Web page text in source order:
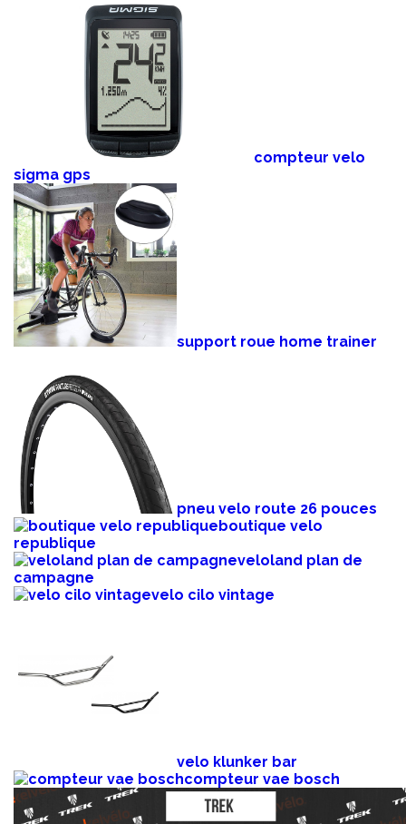
compteur velo
sigma gps
support roue home trainer
pneu velo route 26 pouces
boutique velo
republique
veloland plan de
campagne
velo cilo vintage
velo klunker bar
compteur vae bosch